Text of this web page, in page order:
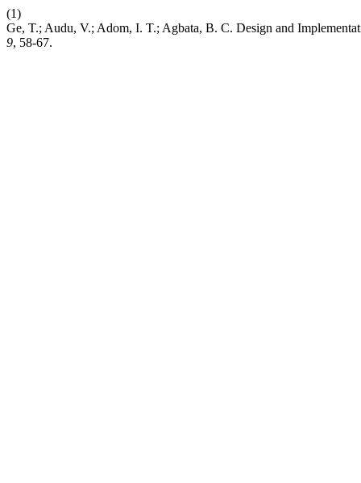
(1)
Ge, T.; Audu, V.; Adom, I. T.; Agbata, B. C. Design and
9, 58-67.